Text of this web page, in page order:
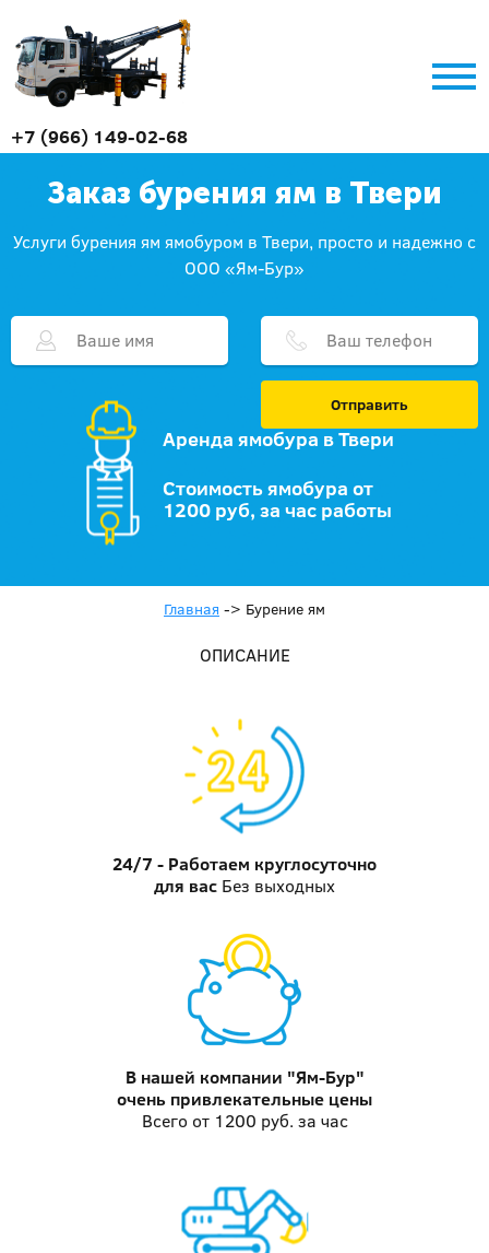
+7 (966) 149-02-68
Заказ бурения ям в Твери
Услуги бурения ям ямобуром в Твери, просто и надежно с
ООО «Ям-Бур»
Отправить
Аренда ямобура в Твери
Стоимость ямобура от
1200 руб, за час работы
Главная -> Бурение ям
ОПИСАНИЕ
24/7 - Работаем круглосуточно
для вас Без выходных
В нашей компании "Ям-Бур"
очень привлекательные цены
Всего от 1200 руб. за час